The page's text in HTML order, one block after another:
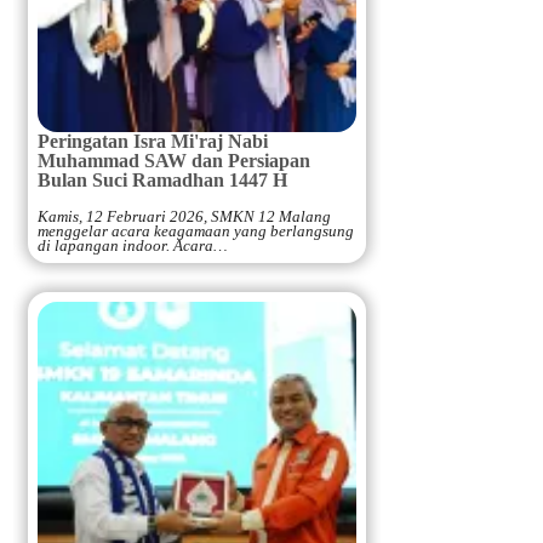
Peringatan Isra Mi'raj Nabi
Muhammad SAW dan Persiapan
Bulan Suci Ramadhan 1447 H
Kamis, 12 Februari 2026, SMKN 12 Malang
menggelar acara keagamaan yang berlangsung
di lapangan indoor. Acara…